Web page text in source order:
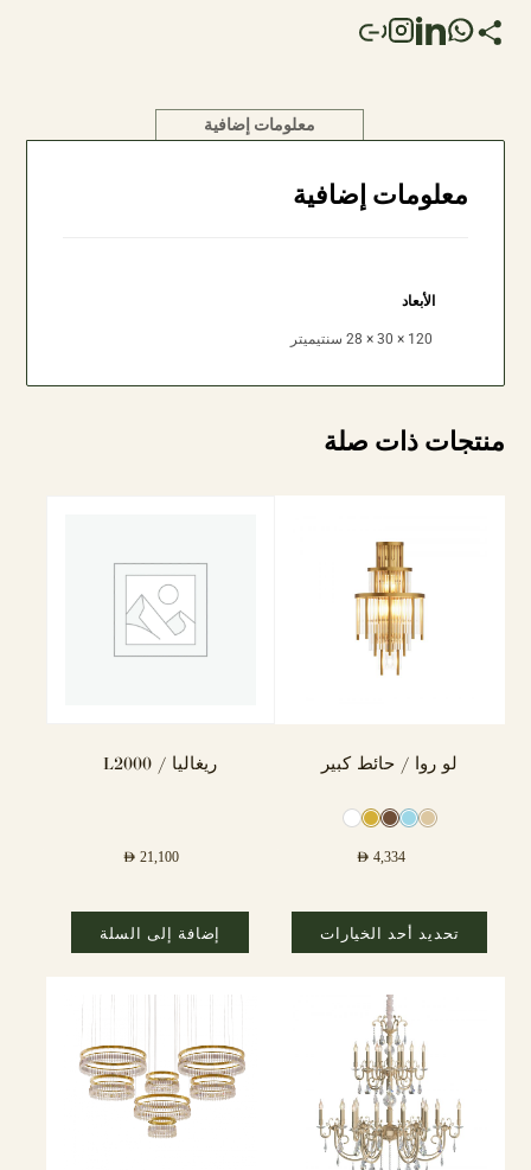
معلومات إضافية
معلومات إضافية
الأبعاد
120 × 30 × 28 سنتيميتر
منتجات ذات صلة
لو روا / حائط كبير
AED 4,334
تحديد أحد الخيارات
ريغاليا / L2000
AED 21,100
إضافة إلى السلة